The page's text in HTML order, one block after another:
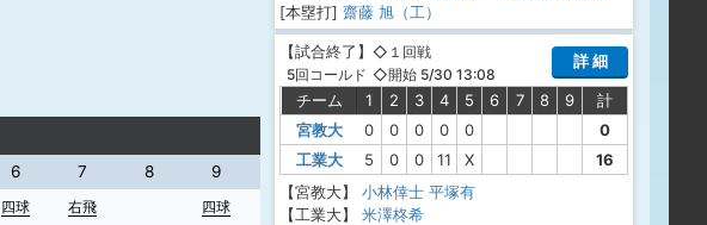
6 7 8 9 10
11
四球 右飛 四球 遊直
[本塁打] 齋藤 旭（工）
【試合終了】
5回コールド
◇１回戦
◇開始 5/30 13:08
詳 細
チーム 1 2 3 4 5 6 7 8 9
計
宮教大
0 0 0 0 0
0
工業大
5 0 0 11 X
16
【宮教大】
小林倖士 平塚有
【工業大】
米澤柊希